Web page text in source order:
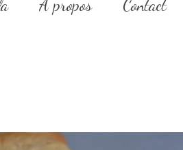
A propos Contact